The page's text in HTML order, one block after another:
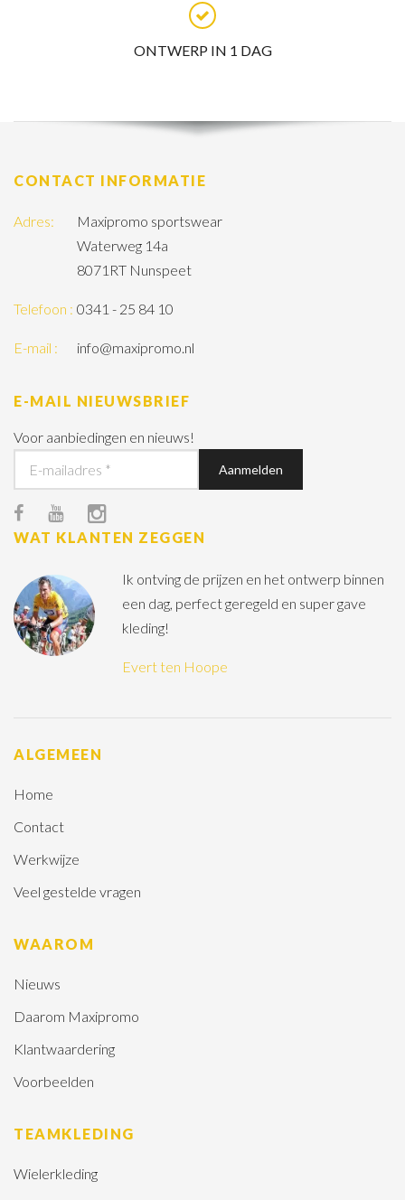
ONTWERP IN 1 DAG
CONTACT INFORMATIE
Adres:
Maxipromo sportswear
Waterweg 14a
8071RT Nunspeet
Telefoon : 0341 - 25 84 10
E-mail : info@maxipromo.nl
E-MAIL NIEUWSBRIEF
Voor aanbiedingen en nieuws!
WAT KLANTEN ZEGGEN
Ik ontving de prijzen en het ontwerp binnen
een dag, perfect geregeld en super gave
kleding!
Evert ten Hoope
ALGEMEEN
Home
Contact
Werkwijze
Veel gestelde vragen
WAAROM
Nieuws
Daarom Maxipromo
Klantwaardering
Voorbeelden
TEAMKLEDING
Wielerkleding